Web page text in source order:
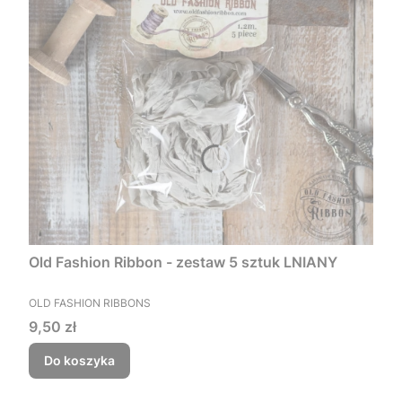
Old Fashion Ribbon - zestaw 5 sztuk LNIANY
PRODUCENT
OLD FASHION RIBBONS
Cena
9,50 zł
Do koszyka